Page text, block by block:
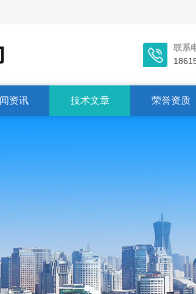
联系
资讯 技术文章 荣誉资质